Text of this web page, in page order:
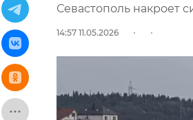
Севастополь накроет
14:57 11.05.2026